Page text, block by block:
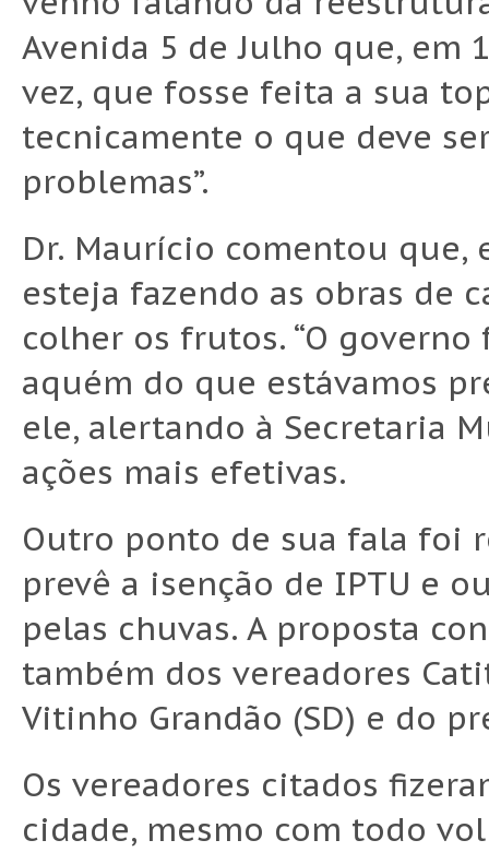
Avenida 5 de Julho que, em
vez, que fosse feita a sua
tecnicamente o que deve
problemas”.
Dr. Maurício comentou
esteja fazendo as obras de
colher os frutos. “O
aquém do que estávamos
ele, alertando à Secretaria
ações mais efetivas.
Outro ponto de sua fala foi
prevê a isenção de IPTU e
pelas chuvas. A proposta
também dos vereadores
Vitinho Grandão (SD) e do
Os vereadores citados
cidade, mesmo com todo